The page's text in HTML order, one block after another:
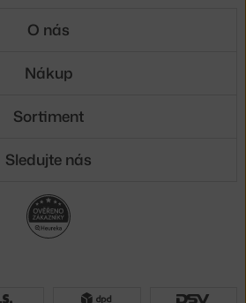
O nás
Nákup
Sortiment
Sledujte nás